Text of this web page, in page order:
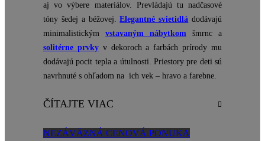
aj vo výbere materiálov. Prevládajú tu nadčasové
tóny šedej a béžovej.Elegantné svietidlá dodávajú
minimalistickým vstavaným nábytkom šmrnc a
solitérne prvkyv dekoroch a farbách prírody mu
dodávajú pocit tepla a útulnosti. Priestory pre deti sú
navrhnuté s ohľadom na ich vek – hravo a farebne.
ČÍTAJTE VIAC
NEZÁVÄZNÁ CENOVÁ PONUKA